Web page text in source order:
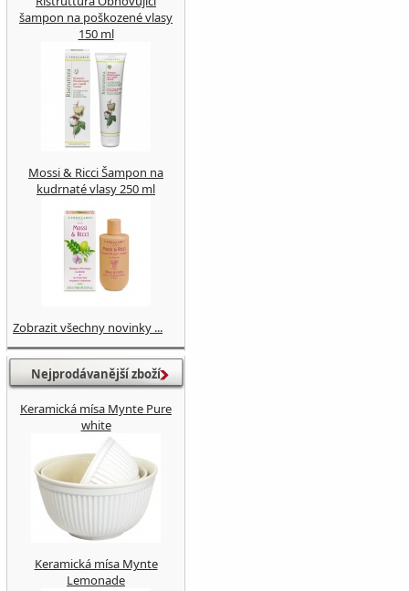
šampon na poškozené vlasy
150 ml
Mossi & Ricci Šampon na
kudrnaté vlasy 250 ml
Zobrazit všechny novinky ...
Nejprodávanější zboží
Keramická mísa Mynte Pure
white
Keramická mísa Mynte
Lemonade